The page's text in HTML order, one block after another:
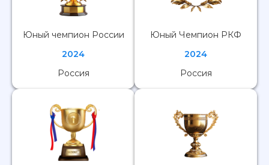
Юный чемпион России
2024
Россия
Юный Чемпион РКФ
2024
Россия